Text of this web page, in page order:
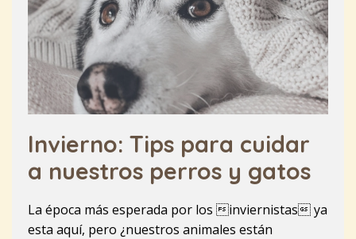
Invierno: Tips para cuidar
a nuestros perros y gatos
La época más esperada por los inviernistas ya
esta aquí, pero ¿nuestros animales están